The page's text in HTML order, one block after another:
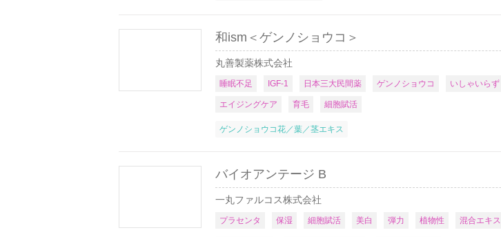
和ism＜ゲンノショウコ＞
丸善製薬株式会社
睡眠不足 IGF-1 日本三大民間薬 ゲンノショウコ いしゃいらず
エイジングケア 育毛 細胞賦活
ゲンノショウコ花／葉／茎エキス
バイオアンテージ B
一丸ファルコス株式会社
プラセンタ 保湿 細胞賦活 美白 弾力 植物性 混合エキス